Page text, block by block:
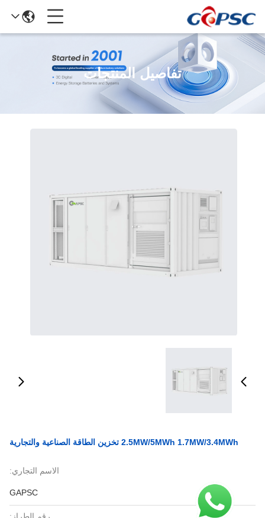
تفاصيل المنتجات
2.5MW/5MWh 1.7MW/3.4MWh تخزين الطاقة الصناعية والتجارية
الاسم التجاري:
GAPSC